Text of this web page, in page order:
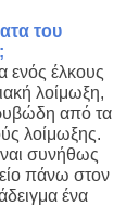
του
έλκους
λοίμωξη,
από τα
λοίμωξης.
συνήθως
πάνω στον
ένα